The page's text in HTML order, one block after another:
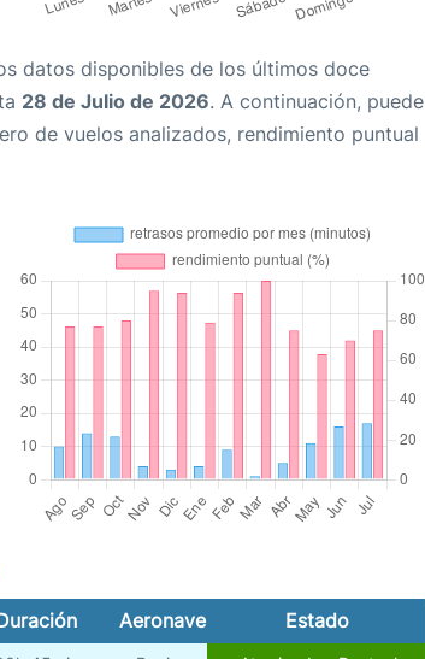
datos disponibles de los últimos doce
28 de Julio de 2026. A continuación, puede
de vuelos analizados, rendimiento puntual
Aeronave Estado